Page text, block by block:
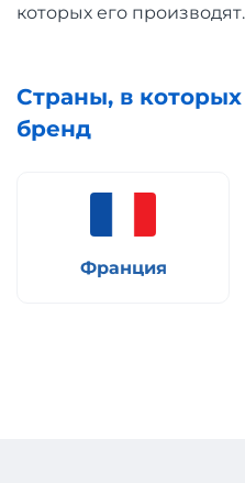
которых его производят.
Страны, в
бренд
Франция